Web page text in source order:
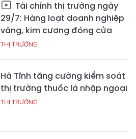
Tài chính thị trường ngày
29/7: Hàng loạt doanh nghiệp
vàng, kim cương đóng cửa
THỊ TRƯỜNG
Hà Tĩnh tăng cường kiểm soát
thị trường thuốc lá nhập ngoại
THỊ TRƯỜNG